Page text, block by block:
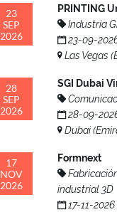
23
SEP
2026
PRINTING
Industria
23-09-
Las Vegas
28
SEP
2026
SGI Dubai
28-09-
Dubai
17
NOV
2026
Formnext
industrial 3D
17-11-